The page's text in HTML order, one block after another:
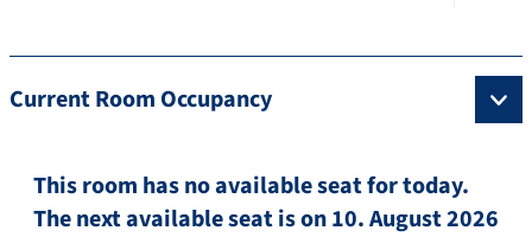
Current Room Occupancy
This room has no available seat for today.
The next available seat is on 10. August 2026